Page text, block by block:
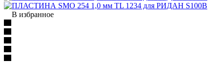
В избранное